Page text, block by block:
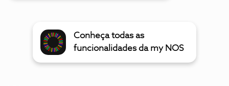
Conheça todas as
funcionalidades da my NOS